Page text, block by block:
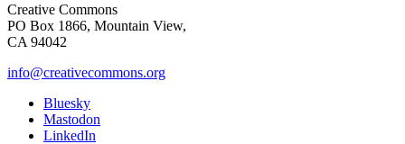
Creative Commons
PO Box 1866, Mountain View,
CA 94042
info@creativecommons.org
Bluesky
Mastodon
LinkedIn